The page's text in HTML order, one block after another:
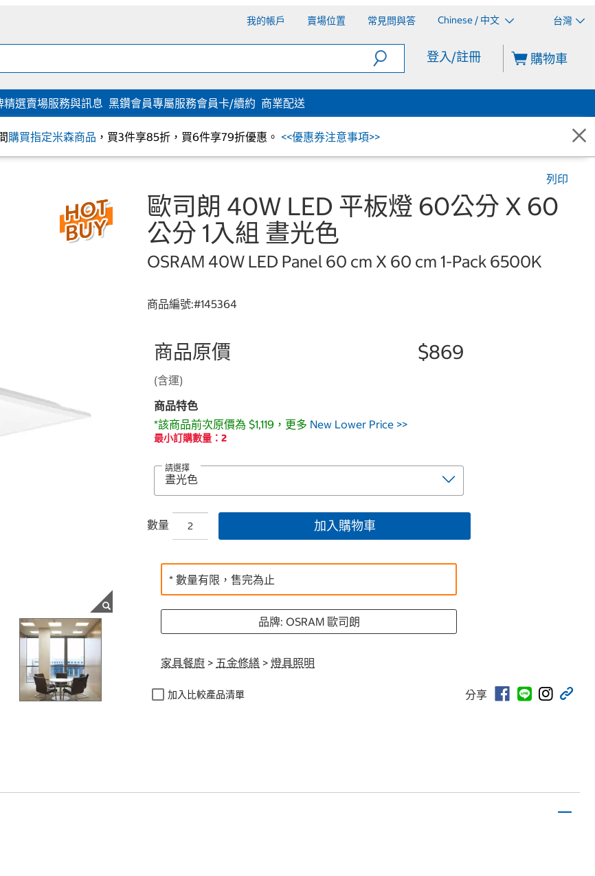
我的帳戶 賣場位置 常見問與答 Chinese / 中文 台灣
登入/註冊 購物車
精選賣場服務與訊息 黑鑽會員專屬服務會員卡/續約 商業配送
購買指定米森商品 ，買3件享85折，買6件享79折優惠。 <<優惠券注意事項>>
列印
歐司朗 40W LED 平板燈 60公分 X 60
公分 1入組 晝光色
OSRAM 40W LED Panel 60 cm X 60 cm 1-Pack 6500K
商品編號:#145364
商品原價 $869
(含運)
商品特色
*該商品前次原價為 $1,119，更多 New Lower Price >>
最小訂購數量：2
請選擇
數量 加入購物車
* 數量有限，售完為止
品牌: OSRAM 歐司朗
家具餐廚 > 五金修繕 > 燈具照明
加入比較產品清單 分享